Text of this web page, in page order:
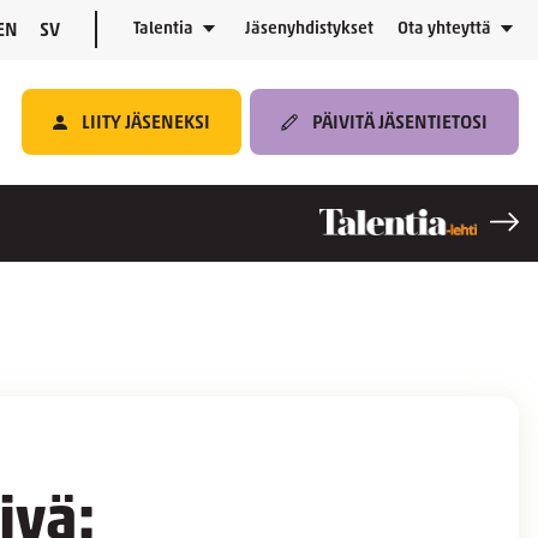
SV Talentia Jäsenyhdistykset Ota yhteyttä
LIITY JÄSENEKSI PÄIVITÄ JÄSENTIETOSI